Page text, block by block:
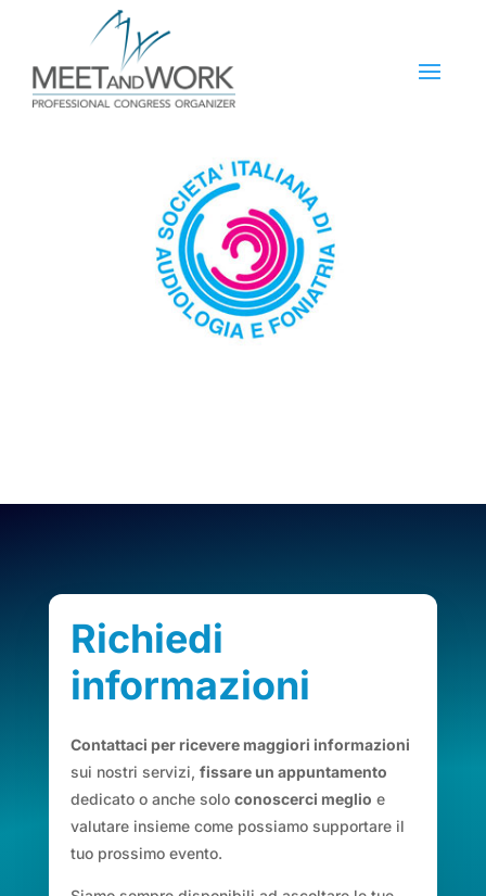
Samuel Re|
Richiedi
informazioni
Contattaci per ricevere maggiori informazioni
sui nostri servizi, fissare un appuntamento
dedicato o anche solo conoscerci meglio e
valutare insieme come possiamo supportare il
tuo prossimo evento.